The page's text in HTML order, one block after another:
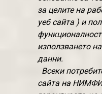
за целите на
уеб сайта ) и
използването
данни.
Всеки
сайта на